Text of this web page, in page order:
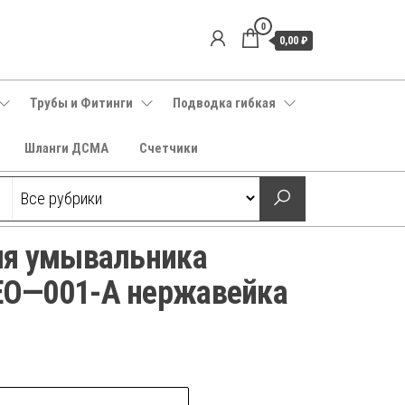
0
0,00 ₽
Трубы и Фитинги Подводка гибкая
Шланги ДСМА Счетчики
умывальника
A нержавейка